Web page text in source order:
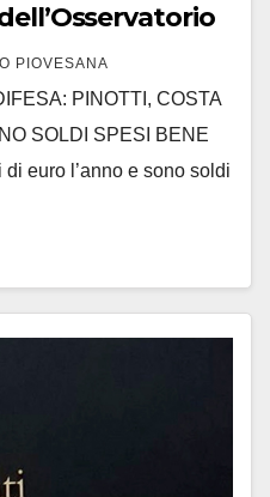
PIOVESANA
PINOTTI, COSTA
SOLDI SPESI BENE
euro l’anno e sono soldi